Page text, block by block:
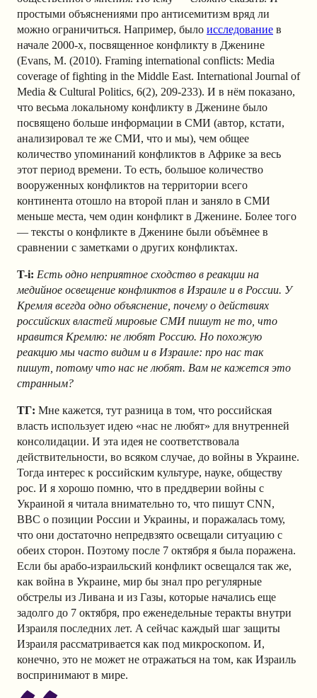
простыми объяснениями про антисемитизм вряд ли
можно ограничиться. Например, было исследование в
начале 2000-х, посвященное конфликту в Дженине
(Evans, M. (2010). Framing international conflicts: Media
coverage of fighting in the Middle East. International Journal of
Media & Cultural Politics, 6(2), 209-233). И в нём показано,
что весьма локальному конфликту в Дженине было
посвящено больше информации в СМИ (автор, кстати,
анализировал те же СМИ, что и мы), чем общее
количество упоминаний конфликтов в Африке за весь
этот период времени. То есть, большое количество
вооруженных конфликтов на территории всего
континента отошло на второй план и заняло в СМИ
меньше места, чем один конфликт в Дженине. Более того
— тексты о конфликте в Дженине были объёмнее в
сравнении с заметками о других конфликтах.
T-i: Есть одно неприятное сходство в реакции на
медийное освещение конфликтов в Израиле и в России. У
Кремля всегда одно объяснение, почему о действиях
российских властей мировые СМИ пишут не то, что
нравится Кремлю: не любят Россию. Но похожую
реакцию мы часто видим и в Израиле: про нас так
пишут, потому что нас не любят. Вам не кажется это
странным?
ТГ: Мне кажется, тут разница в том, что российская
власть использует идею «нас не любят» для внутренней
консолидации. И эта идея не соответствовала
действительности, во всяком случае, до войны в Украине.
Тогда интерес к российским культуре, науке, обществу
рос. И я хорошо помню, что в преддверии войны с
Украиной я читала внимательно то, что пишут CNN,
BBC о позиции России и Украины, и поражалась тому,
что они достаточно непредвзято освещали ситуацию с
обеих сторон. Поэтому после 7 октября я была поражена.
Если бы арабо-израильский конфликт освещался так же,
как война в Украине, мир бы знал про регулярные
обстрелы из Ливана и из Газы, которые начались еще
задолго до 7 октября, про еженедельные теракты внутри
Израиля последних лет. А сейчас каждый шаг защиты
Израиля рассматривается как под микроскопом. И,
конечно, это не может не отражаться на том, как Израиль
воспринимают в мире.